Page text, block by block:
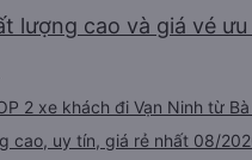
lượng cao và giá vé
2 xe khách đi Vạn Ninh từ Bà
cao, uy tín, giá rẻ nhất 08/